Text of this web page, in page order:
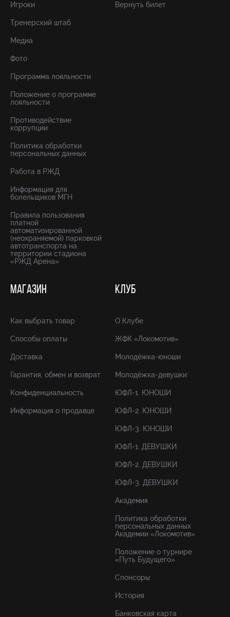
Игроки
Тренерский штаб
Медиа
Фото
Программа лояльности
Положение о программе
лояльности
Противодействие
коррупции
Политика обработки
персональных данных
Работа в РЖД
Информация для
болельщиков МГН
Правила пользования
платной
автоматизированной
(неохраняемой) парковкой
автотранспорта на
территории стадиона
«РЖД Арена»
Вернуть билет
МАГАЗИН
Как выбрать товар
Способы оплаты
Доставка
Гарантия, обмен и возврат
Конфиденциальность
Информация о продавце
КЛУБ
О Клубе
ЖФК «Локомотив»
Молодёжка-юноши
Молодёжка-девушки
ЮФЛ-1. ЮНОШИ
ЮФЛ-2. ЮНОШИ
ЮФЛ-3. ЮНОШИ
ЮФЛ-1. ДЕВУШКИ
ЮФЛ-2. ДЕВУШКИ
ЮФЛ-3. ДЕВУШКИ
Академия
Политика обработки
персональных данных
Академии «Локомотив»
Положение о турнире
«Путь Будущего»
Спонсоры
История
Банковская карта